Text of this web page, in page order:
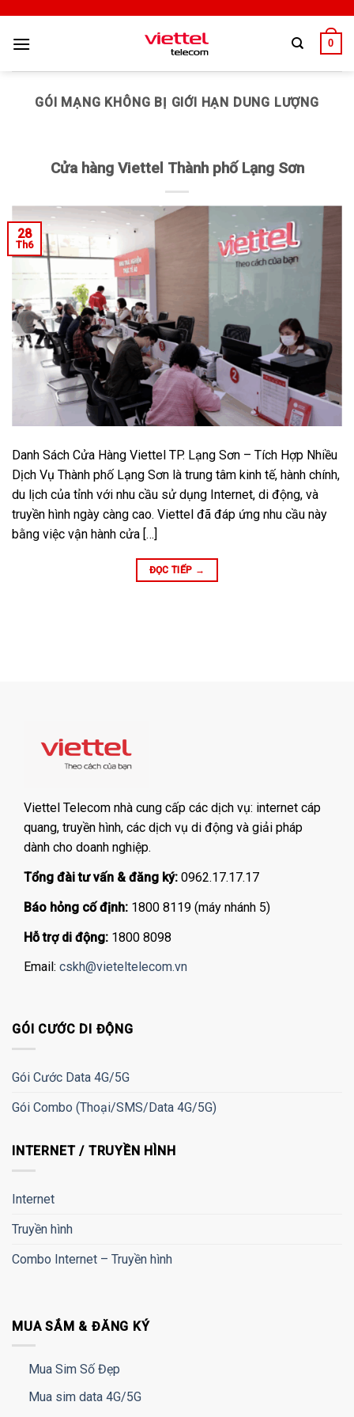
0
GÓI MẠNG KHÔNG BỊ GIỚI HẠN DUNG LƯỢNG
Cửa hàng Viettel Thành phố Lạng Sơn
28
Th6
Danh Sách Cửa Hàng Viettel TP. Lạng Sơn – Tích Hợp Nhiều
Dịch Vụ Thành phố Lạng Sơn là trung tâm kinh tế, hành chính,
du lịch của tỉnh với nhu cầu sử dụng Internet, di động, và
truyền hình ngày càng cao. Viettel đã đáp ứng nhu cầu này
bằng việc vận hành cửa […]
ĐỌC TIẾP →
Viettel Telecom nhà cung cấp các dịch vụ: internet cáp
quang, truyền hình, các dịch vụ di động và giải pháp
dành cho doanh nghiệp.
Tổng đài tư vấn & đăng ký: 0962.17.17.17
Báo hỏng cố định: 1800 8119 (máy nhánh 5)
Hỗ trợ di động: 1800 8098
Email: cskh@vieteltelecom.vn
GÓI CƯỚC DI ĐỘNG
Gói Cước Data 4G/5G
Gói Combo (Thoại/SMS/Data 4G/5G)
INTERNET / TRUYỀN HÌNH
Internet
Truyền hình
Combo Internet – Truyền hình
MUA SẮM & ĐĂNG KÝ
Mua Sim Số Đẹp
Mua sim data 4G/5G